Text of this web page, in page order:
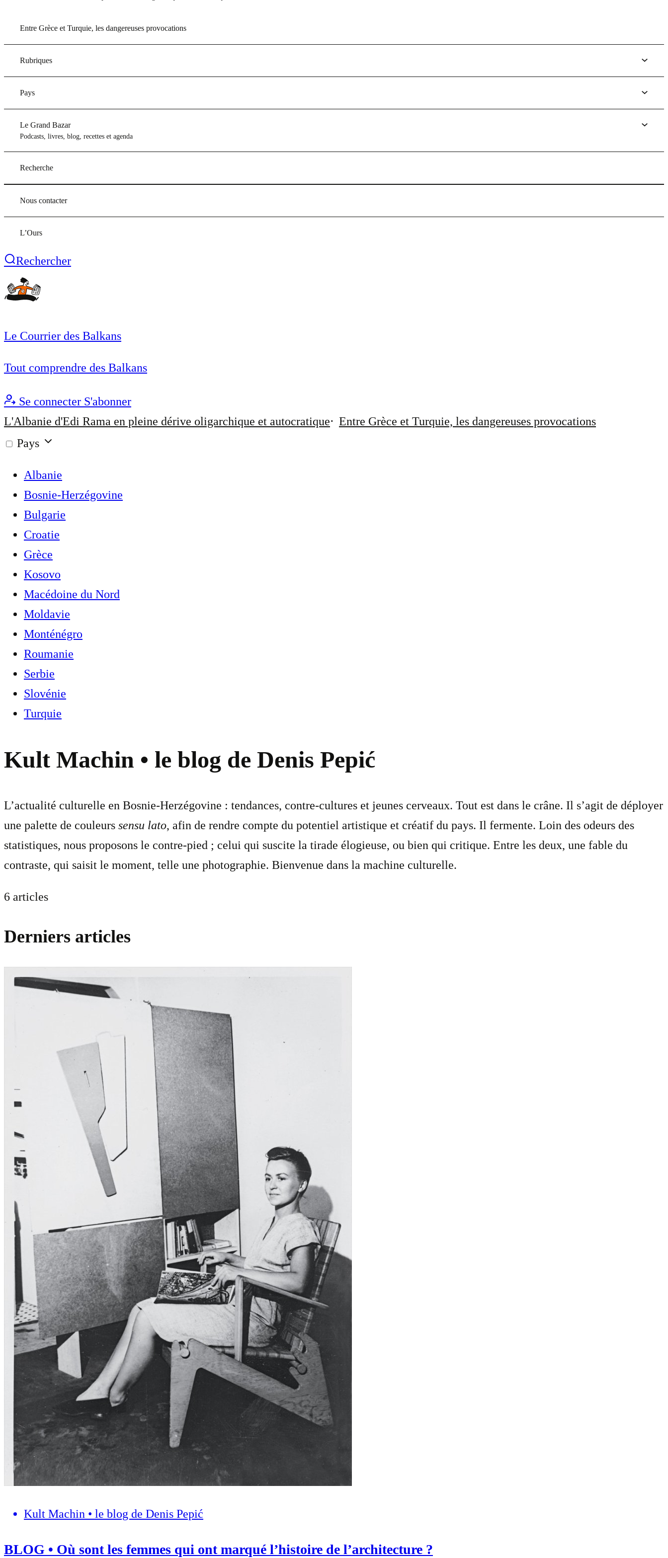
Entre Grèce et Turquie, les dangereuses provocations
Rubriques
Pays
Le Grand Bazar
Podcasts, livres, blog, recettes et agenda
Recherche
Nous contacter
L’Ours
Rechercher
Le Courrier des Balkans
Tout comprendre des Balkans
Se connecter S'abonner
L'Albanie d'Edi Rama en pleine dérive oligarchique et autocratique
Entre Grèce et Turquie, les dangereuses provocations
Pays
Albanie
Bosnie-Herzégovine
Bulgarie
Croatie
Grèce
Kosovo
Macédoine du Nord
Moldavie
Monténégro
Roumanie
Serbie
Slovénie
Turquie
Kult Machin • le blog de Denis Pepić
L’actualité culturelle en Bosnie-Herzégovine : tendances, contre-cultures et jeunes cerveaux. Tout est dans le crâne. Il s’agit de déployer
une palette de couleurs sensu lato, afin de rendre compte du potentiel artistique et créatif du pays. Il fermente. Loin des odeurs des
statistiques, nous proposons le contre-pied ; celui qui suscite la tirade élogieuse, ou bien qui critique. Entre les deux, une fable du
contraste, qui saisit le moment, telle une photographie. Bienvenue dans la machine culturelle.
6 articles
Derniers articles
Kult Machin • le blog de Denis Pepić
BLOG • Où sont les femmes qui ont marqué l’histoire de l’architecture ?